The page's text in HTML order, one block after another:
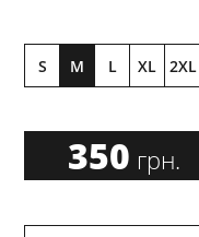
S M L XL 2XL
350 грн.